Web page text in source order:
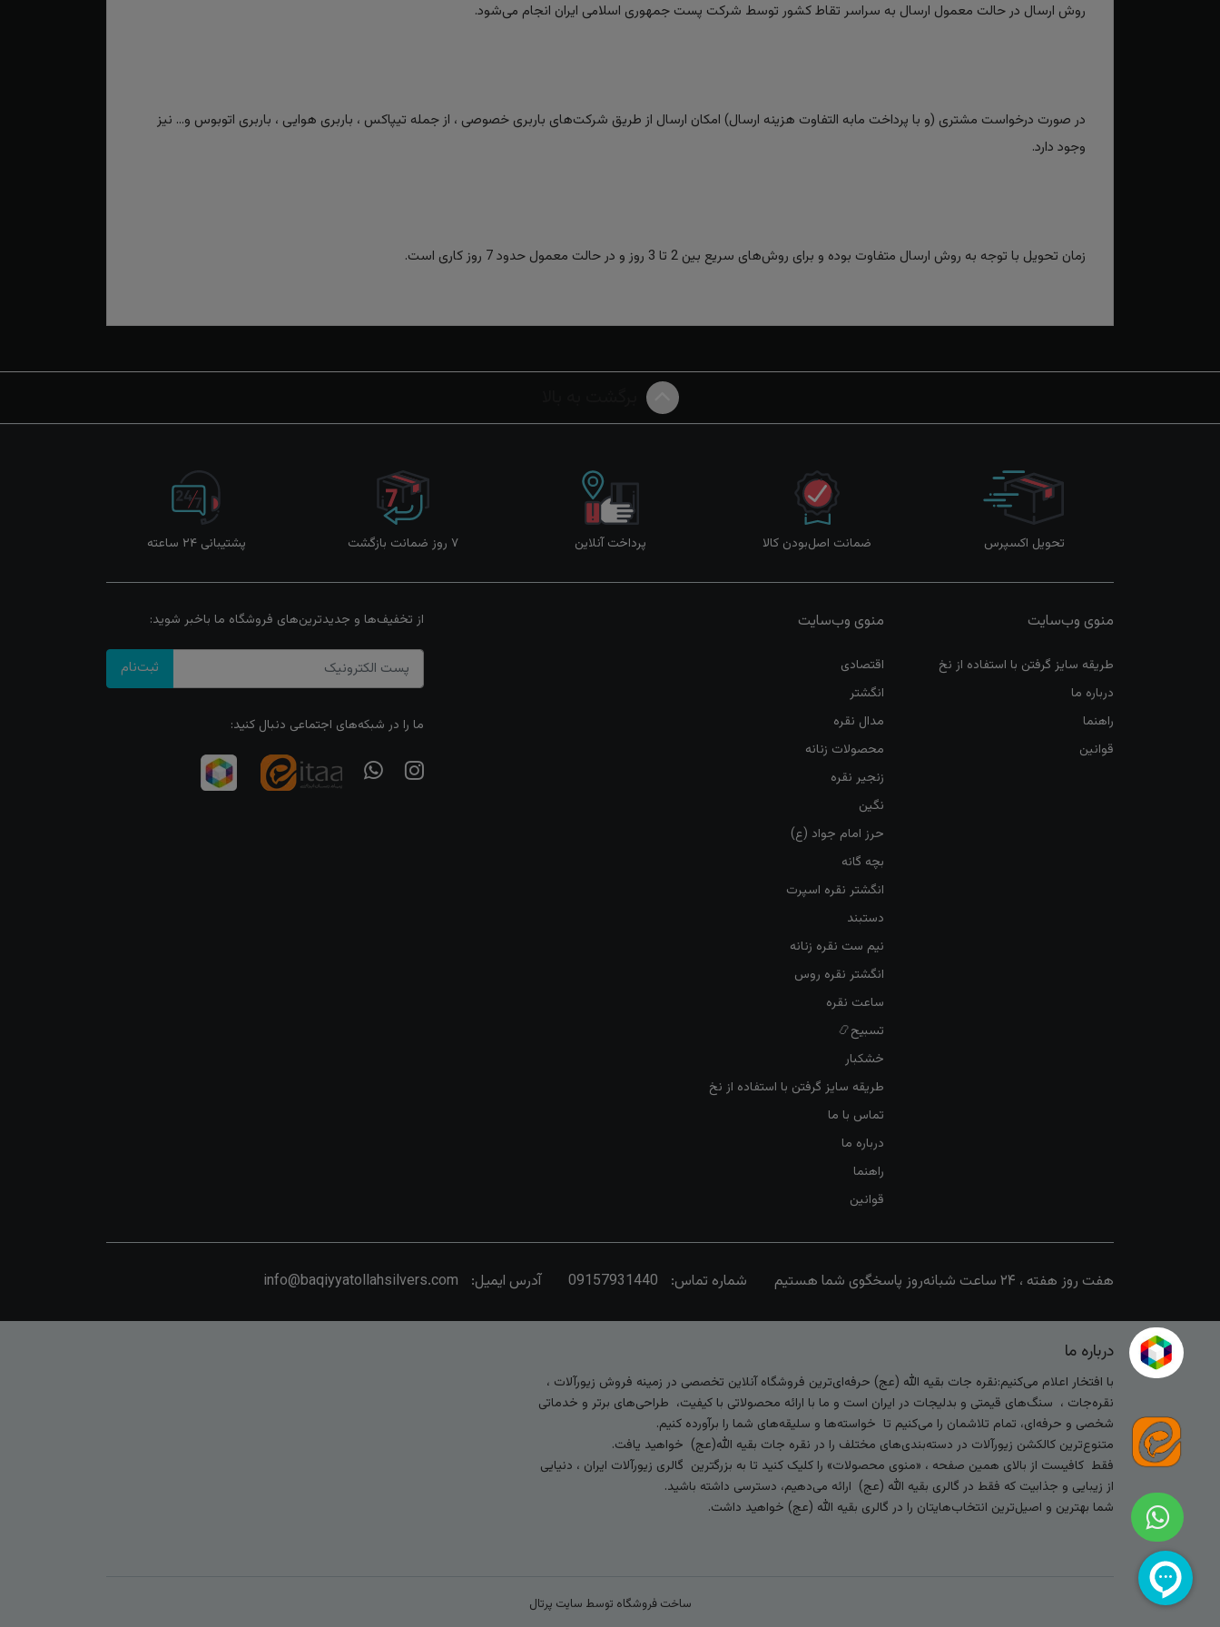
روش ارسال در حالت معمول ارسال به سراسر تقاط کشور توسط شرکت پست جمهوری اسلامی ایران انجام می‌شود.
در صورت درخواست مشتری (و با پرداخت مابه التفاوت هزینه ارسال) امکان ارسال از طریق شرکت‌های باربری خصوصی ، از جمله تیپاکس ، باربری هوایی ، باربری اتوبوس و... نیز
وجود دارد.
زمان تحویل با توجه به روش ارسال متفاوت بوده و برای روش‌های سریع بین 2 تا 3 روز و در حالت معمول حدود 7 روز کاری است.
تحویل اکسپرس ضمانت اصل‌بودن کالا پرداخت آنلاین ۷ روز ضمانت بازگشت پشتیبانی ۲۴ ساعته
منوی وب‌سایت
طریقه سایز گرفتن با استفاده از نخ
درباره ما
راهنما
قوانین
منوی وب‌سایت
اقتصادی
انگشتر
مدال نقره
محصولات زنانه
زنجیر نقره
نگین
حرز امام جواد (ع)
بچه گانه
انگشتر نقره اسپرت
دستبند
نیم ست نقره زنانه
انگشتر نقره روس
ساعت نقره
تسبیح📿
خشکبار
طریقه سایز گرفتن با استفاده از نخ
تماس با ما
درباره ما
راهنما
قوانین
از تخفیف‌ها و جدیدترین‌های فروشگاه ما باخبر شوید:
ثبت‌نام
ما را در شبکه‌های اجتماعی دنبال کنید:
هفت روز هفته ، ۲۴ ساعت شبانه‌روز پاسخگوی شما هستیم شماره تماس: 09157931440 آدرس ایمیل: info@baqiyyatollahsilvers.com
درباره ما
با افتخار اعلام می‌کنیم:نقره جات بقیه الله (عج) حرفه‌ای‌ترین فروشگاه آنلاین تخصصی در زمینه فروش زیورآلات ،
نقره‌جات ، سنگ‌های قیمتی و بدلیجات در ایران است و ما با ارائه محصولاتی با کیفیت، طراحی‌های برتر و خدماتی
شخصی و حرفه‌ای، تمام تلاشمان را می‌کنیم تا خواسته‌ها و سلیقه‌های شما را برآورده کنیم.
متنوع‌ترین کالکشن زیورآلات در دسته‌بندی‌های مختلف را در نقره جات بقیه الله(عج) خواهید یافت.
فقط کافیست از بالای همین صفحه ، «منوی محصولات» را کلیک کنید تا به بزرگترین گالری زیورآلات ایران ، دنیایی
از زیبایی و جذابیت که فقط در گالری بقیه الله (عج) ارائه می‌دهیم، دسترسی داشته باشید.
شما بهترین و اصیل‌ترین انتخاب‌هایتان را در گالری بقیه الله (عج) خواهید داشت.
ساخت فروشگاه توسط سایت پرتال